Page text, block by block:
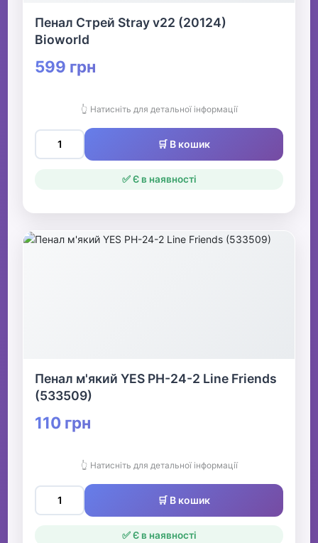
Пенал Стрей Stray v22 (20124)
Bioworld
599 грн
👆 Натисніть для детальної інформації
🛒 В кошик
✅ Є в наявності
Пенал м'який YES PH-24-2 Line Friends
(533509)
110 грн
👆 Натисніть для детальної інформації
🛒 В кошик
✅ Є в наявності